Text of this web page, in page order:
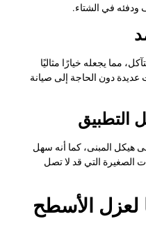
في الشتاء.
مما يجعله خيارًا مثاليًا
دون الحاجة إلى صيانة
هيكل المبنى، كما أنه سهل
الصغيرة التي قد لا تصل
لعزل الأسطح